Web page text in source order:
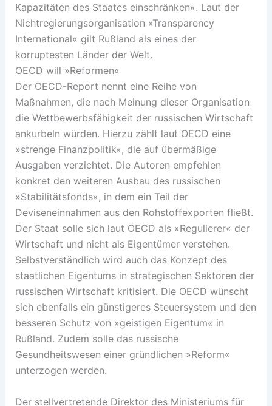
Kapazitäten des Staates einschränken«. Laut der
Nichtregierungsorganisation »Transparency
International« gilt Rußland als eines der
korruptesten Länder der Welt.
OECD will »Reformen«
Der OECD-Report nennt eine Reihe von
Maßnahmen, die nach Meinung dieser Organisation
die Wettbewerbsfähigkeit der russischen Wirtschaft
ankurbeln würden. Hierzu zählt laut OECD eine
»strenge Finanzpolitik«, die auf übermäßige
Ausgaben verzichtet. Die Autoren empfehlen
konkret den weiteren Ausbau des russischen
»Stabilitätsfonds«, in dem ein Teil der
Deviseneinnahmen aus den Rohstoffexporten fließt.
Der Staat solle sich laut OECD als »Regulierer« der
Wirtschaft und nicht als Eigentümer verstehen.
Selbstverständlich wird auch das Konzept des
staatlichen Eigentums in strategischen Sektoren der
russischen Wirtschaft kritisiert. Die OECD wünscht
sich ebenfalls ein günstigeres Steuersystem und den
besseren Schutz von »geistigen Eigentum« in
Rußland. Zudem solle das russische
Gesundheitswesen einer gründlichen »Reform«
unterzogen werden.
Der stellvertretende Direktor des Ministeriums für